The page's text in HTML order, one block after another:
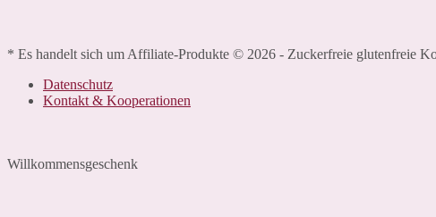
* Es handelt sich um Affiliate-Produkte © 2026 - Zuckerfreie glutenfreie
Datenschutz
Kontakt & Kooperationen
Willkommensgeschenk